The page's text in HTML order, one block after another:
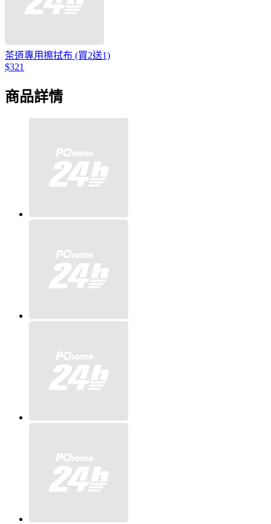
茶道專用擦拭布 (買2送1)
$321
商品詳情